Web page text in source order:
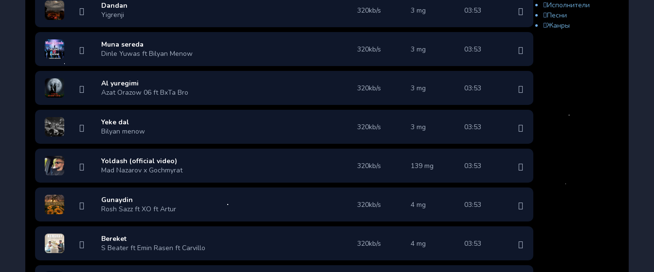
Dandan
Yigrenji
320kb/s 3 mg 03:53
Muna sereda
Dinle Yuwas ft Bilyan Menow
320kb/s 3 mg 03:53
Al yuregimi
Azat Orazow 06 ft BxTa Bro
320kb/s 3 mg 03:53
Yeke dal
Bilyan menow
320kb/s 3 mg 03:53
Yoldash (official video)
Mad Nazarov x Gochmyrat
320kb/s 139 mg 03:53
Gunaydin
Rosh Sazz ft XO ft Artur
320kb/s 4 mg 03:53
Bereket
S Beater ft Emin Rasen ft Carvillo
320kb/s 4 mg 03:53
Исполнители
Песни
Жанры